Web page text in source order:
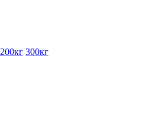
200кг 300кг